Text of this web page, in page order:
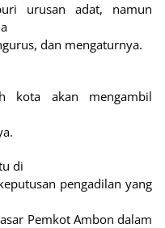
urusan adat, namun
dan mengaturnya.
kota akan mengambil
di
pengadilan yang
Pemkot Ambon dalam